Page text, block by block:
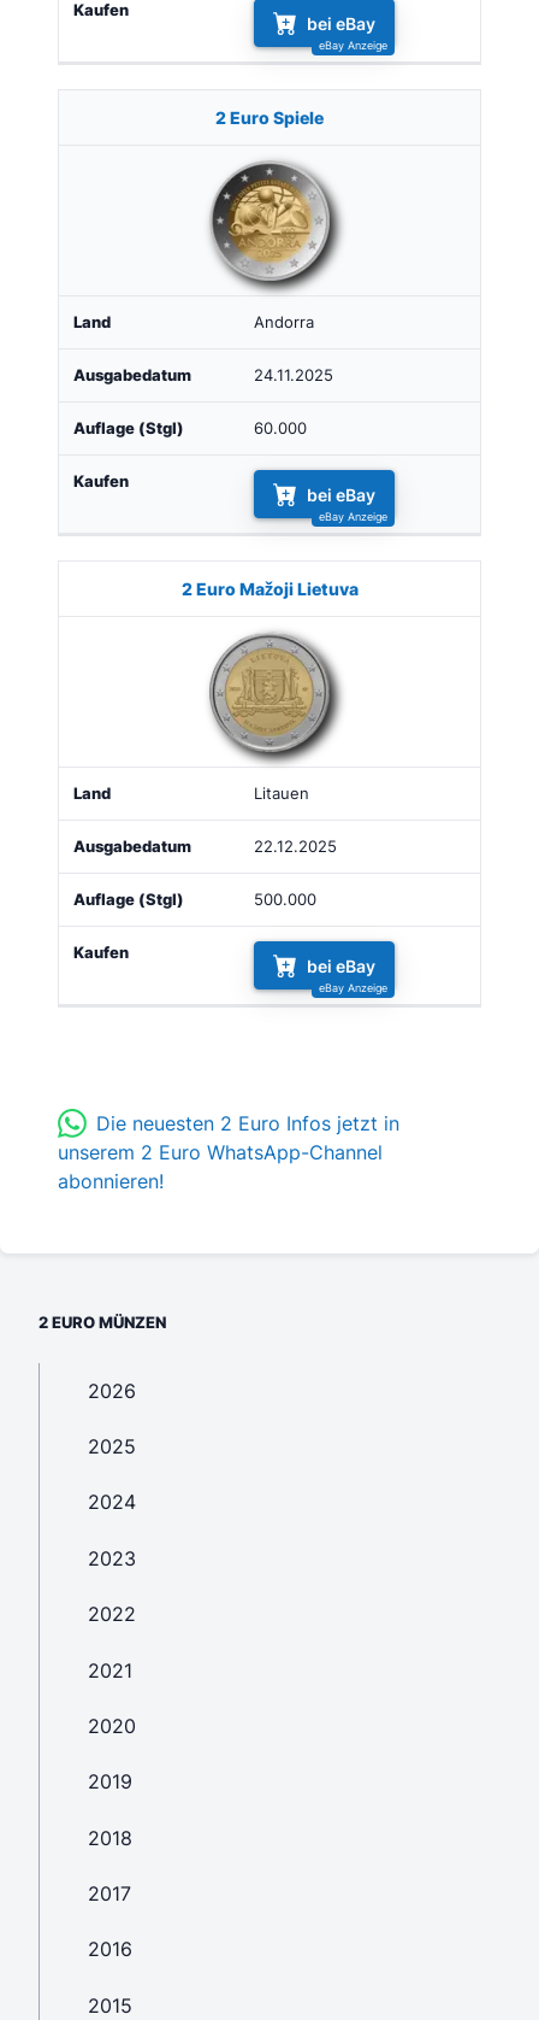
bei eBay
2 Euro Spiele
Andorra
24.11.2025
60.000
bei eBay
2 Euro Mažoji Lietuva
Litauen
22.12.2025
500.000
bei eBay
Die neuesten 2 Euro Infos jetzt in
unserem 2 Euro WhatsApp-Channel
abonnieren!
2 EURO MÜNZEN
2026
2025
2024
2023
2022
2021
2020
2019
2018
2017
2016
2015